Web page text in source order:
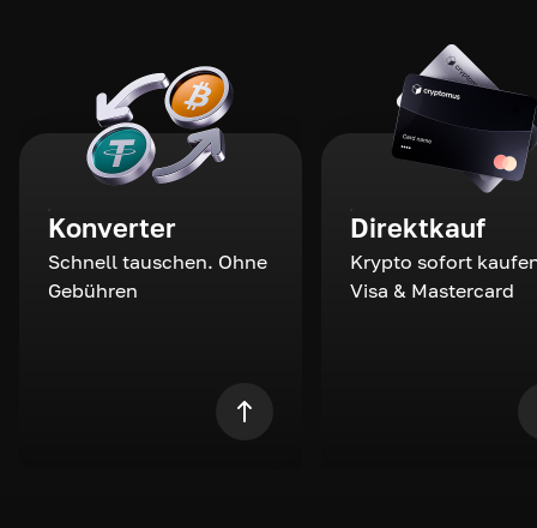
Konverter
Schnell tauschen. Ohne
Gebühren
Direktkauf
Krypto sofort
Visa & Mastercard